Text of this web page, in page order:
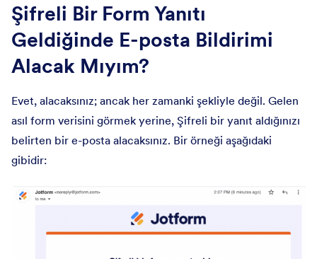
Şifreli Bir Form Yanıtı
Geldiğinde E-posta Bildirimi
Alacak Mıyım?
Evet, alacaksınız; ancak her zamanki şekliyle değil. Gelen
asıl form verisini görmek yerine, Şifreli bir yanıt aldığınızı
belirten bir e-posta alacaksınız. Bir örneği aşağıdaki
gibidir: